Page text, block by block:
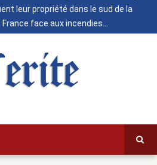
leur propriété dans le sud de la
France face aux incendies